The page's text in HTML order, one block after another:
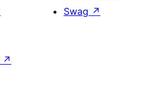
Swag ↗
↗